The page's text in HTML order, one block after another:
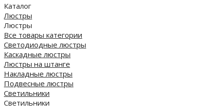
Каталог
Люстры
Люстры
Все товары категории
Светодиодные люстры
Каскадные люстры
Люстры на штанге
Накладные люстры
Подвесные люстры
Светильники
Светильники